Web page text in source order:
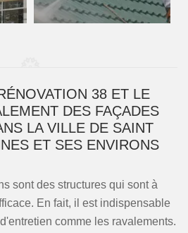
38 ET LE
DES FAÇADES
LA VILLE DE SAINT
ET SES ENVIRONS
sont des structures qui sont à
En fait, il est indispensable
comme les ravalements.